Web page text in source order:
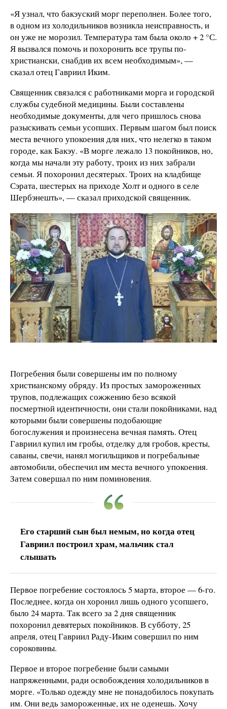
«Я узнал, что бакэуский морг переполнен. Более того,
в одном из холодильников возникла неисправность, и
он уже не морозил. Температура там была около + 2 °С.
Я вызвался помочь и похоронить все трупы по-
христиански, снабдив их всем необходимым», —
сказал отец Гавриил Иким.
Священник связался с работниками морга и городской
службы судебной медицины. Были составлены
необходимые документы, для чего пришлось снова
разыскивать семьи усопших. Первым шагом был поиск
места вечного упокоения для них, что нелегко в таком
городе, как Бакэу. «В морге лежало 13 покойников, но,
когда мы начали эту работу, троих из них забрали
семьи. Я похоронил десятерых. Троих на кладбище
Сэрата, шестерых на приходе Холт и одного в селе
Шербэнешть», — сказал приходской священник.
Погребения были совершены им по полному
христианскому обряду. Из простых замороженных
трупов, подлежащих сожжению безо всякой
посмертной идентичности, они стали покойниками, над
которыми были совершены подобающие
богослужения и произнесена вечная память. Отец
Гавриил купил им гробы, отделку для гробов, кресты,
саваны, свечи, нанял могильщиков и погребальные
автомобили, обеспечил им места вечного упокоения.
Затем совершал по ним поминовения.
Его старший сын был немым, но когда отец
Гавриил построил храм, мальчик стал
слышать
Первое погребение состоялось 5 марта, второе — 6-го.
Последнее, когда он хоронил лишь одного усопшего,
было 24 марта. Так всего за 2 дня священник
похоронил девятерых покойников. В субботу, 25
апреля, отец Гавриил Раду-Иким совершил по ним
сороковины.
Первое и второе погребение были самыми
напряженными, ради освобождения холодильников в
морге. «Только одежду мне не понадобилось покупать
им. Они ведь замороженные, их не оденешь. Хочу